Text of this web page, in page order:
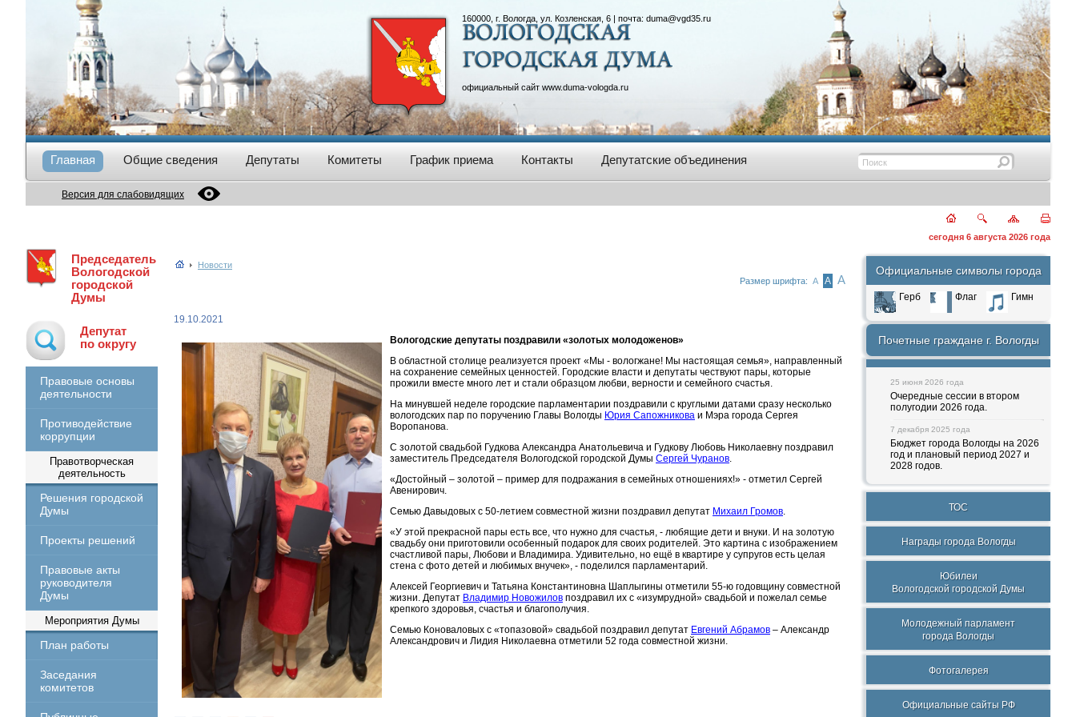
160000, г. Вологда, ул. Козленская, 6 | почта: duma@vgd35.ru
официальный сайт www.duma-vologda.ru
Главная Общие сведения Депутаты Комитеты График приема Контакты Депутатские объединения
Версия для слабовидящих
сегодня 6 августа 2026 года
Председатель
Вологодской
городской
Думы
Депутат
по округу
Правовые основы
деятельности
Противодействие
коррупции
Правотворческая
деятельность
Решения городской
Думы
Проекты решений
Правовые акты
руководителя
Думы
Мероприятия Думы
План работы
Заседания
комитетов
Новости
Размер шрифта: А А А
19.10.2021
Вологодские депутаты поздравили «золотых молодоженов»
В областной столице реализуется проект «Мы - вологжане! Мы настоящая семья», направленный
на сохранение семейных ценностей. Городские власти и депутаты чествуют пары, которые
прожили вместе много лет и стали образцом любви, верности и семейного счастья.
На минувшей неделе городские парламентарии поздравили с круглыми датами сразу несколько
вологодских пар по поручению Главы Вологды Юрия Сапожникова и Мэра города Сергея
Воропанова.
С золотой свадьбой Гудкова Александра Анатольевича и Гудкову Любовь Николаевну поздравил
заместитель Председателя Вологодской городской Думы Сергей Чуранов.
«Достойный – золотой – пример для подражания в семейных отношениях!» - отметил Сергей
Авенирович.
Семью Давыдовых с 50-летием совместной жизни поздравил депутат Михаил Громов.
«У этой прекрасной пары есть все, что нужно для счастья, - любящие дети и внуки. И на золотую
свадьбу они приготовили особенный подарок для своих родителей. Это картина с изображением
счастливой пары, Любови и Владимира. Удивительно, но ещё в квартире у супругов есть целая
стена с фото детей и любимых внучек», - поделился парламентарий.
Алексей Георгиевич и Татьяна Константиновна Шаплыгины отметили 55-ю годовщину совместной
жизни. Депутат Владимир Новожилов поздравил их с «изумрудной» свадьбой и пожелал семье
крепкого здоровья, счастья и благополучия.
Семью Коноваловых с «топазовой» свадьбой поздравил депутат Евгений Абрамов – Александр
Александрович и Лидия Николаевна отметили 52 года совместной жизни.
Официальные символы города
Герб Флаг Гимн
Почетные граждане г. Вологды
25 июня 2026 года
Очередные сессии в втором
полугодии 2026 года.
7 декабря 2025 года
Бюджет города Вологды на 2026
год и плановый период 2027 и
2028 годов.
ТОС
Награды города Вологды
Юбилеи
Вологодской городской Думы
Молодежный парламент
города Вологды
Фотогалерея
Официальные сайты РФ